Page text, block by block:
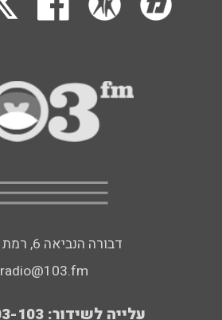
דבורה הנביאה 6, רמת השרון
radio@103.fm
עלייה לשידור: 0552-103-103